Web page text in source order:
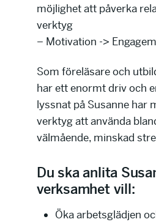
möjlighet att påverka
verktyg
– Motivation ->
Som föreläsare och
har ett enormt driv och
lyssnat på Susanne har
verktyg att använda
välmående, minskad
Du ska anlita
verksamhet vill:
Öka arbetsglädjen